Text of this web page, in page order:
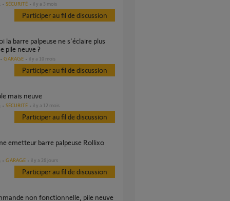
SÉCURITÉ il y a 3 mois
Participer au fil de discussion
pile neuve ?
GARAGE il y a 10 mois
Participer au fil de discussion
mais neuve
SÉCURITÉ il y a 12 mois
Participer au fil de discussion
GARAGE il y a 26 jours
Participer au fil de discussion
non fonctionnelle, pile neuve